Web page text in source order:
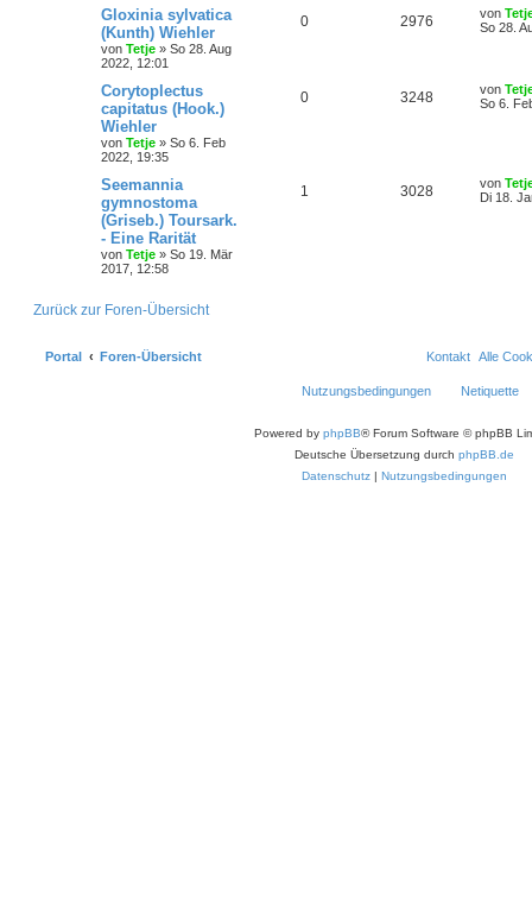
Gloxinia sylvatica
(Kunth) Wiehler
von Tetje » So 28. Aug
2022, 12:01
0 2976 von
So 28.
Corytoplectus
capitatus (Hook.)
Wiehler
von Tetje » So 6. Feb
2022, 19:35
0 3248 von
So 6.
Seemannia
gymnostoma
(Griseb.) Toursark.
- Eine Rarität
von Tetje » So 19. Mär
2017, 12:58
1 3028 von
Di 18.
Zurück zur Foren-Übersicht
Portal Foren-Übersicht Alle
Kontakt
Netiquette
Nutzungsbedingungen
Powered by phpBB® Forum Software © phpBB
Deutsche Übersetzung durch phpBB.de
Datenschutz | Nutzungsbedingungen